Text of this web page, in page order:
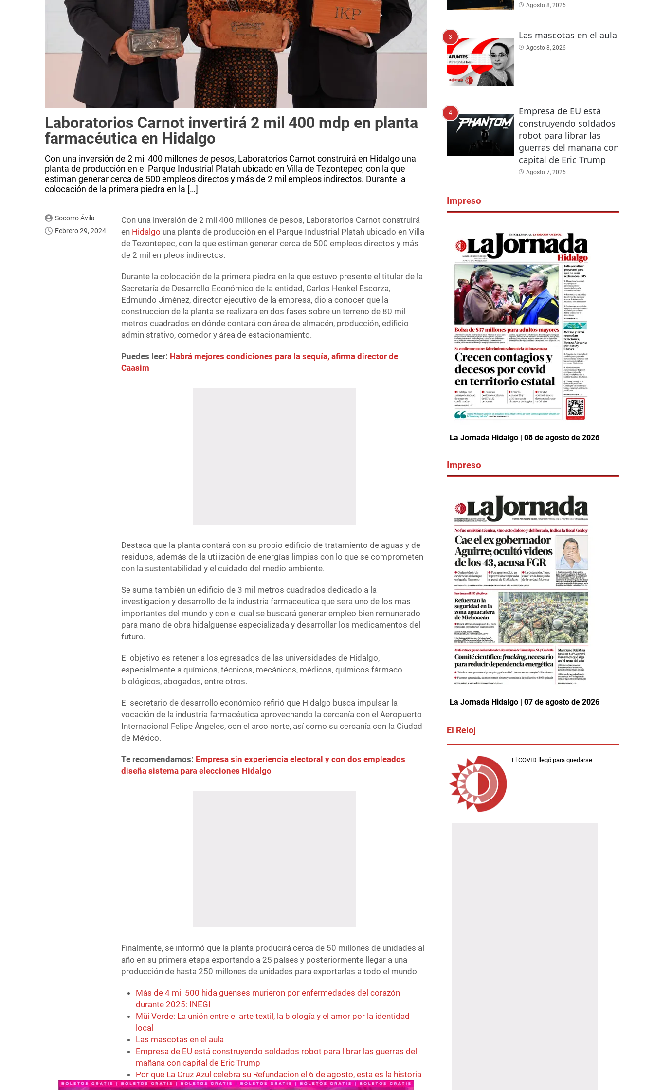
Laboratorios Carnot invertirá 2 mil 400 mdp en planta
farmacéutica en Hidalgo
Con una inversión de 2 mil 400 millones de pesos, Laboratorios Carnot construirá en Hidalgo una
planta de producción en el Parque Industrial Platah ubicado en Villa de Tezontepec, con la que
estiman generar cerca de 500 empleos directos y más de 2 mil empleos indirectos. Durante la
colocación de la primera piedra en la […]
Socorro Ávila
Febrero 29, 2024
Con una inversión de 2 mil 400 millones de pesos, Laboratorios Carnot construirá
en Hidalgo una planta de producción en el Parque Industrial Platah ubicado en Villa
de Tezontepec, con la que estiman generar cerca de 500 empleos directos y más
de 2 mil empleos indirectos.
Durante la colocación de la primera piedra en la que estuvo presente el titular de la
Secretaría de Desarrollo Económico de la entidad, Carlos Henkel Escorza,
Edmundo Jiménez, director ejecutivo de la empresa, dio a conocer que la
construcción de la planta se realizará en dos fases sobre un terreno de 80 mil
metros cuadrados en dónde contará con área de almacén, producción, edificio
administrativo, comedor y área de estacionamiento.
Puedes leer: Habrá mejores condiciones para la sequía, afirma director de
Caasim
Destaca que la planta contará con su propio edificio de tratamiento de aguas y de
residuos, además de la utilización de energías limpias con lo que se comprometen
con la sustentabilidad y el cuidado del medio ambiente.
Se suma también un edificio de 3 mil metros cuadrados dedicado a la
investigación y desarrollo de la industria farmacéutica que será uno de los más
importantes del mundo y con el cual se buscará generar empleo bien remunerado
para mano de obra hidalguense especializada y desarrollar los medicamentos del
futuro.
El objetivo es retener a los egresados de las universidades de Hidalgo,
especialmente a químicos, técnicos, mecánicos, médicos, químicos fármaco
biológicos, abogados, entre otros.
El secretario de desarrollo económico refirió que Hidalgo busca impulsar la
vocación de la industria farmacéutica aprovechando la cercanía con el Aeropuerto
Internacional Felipe Ángeles, con el arco norte, así como su cercanía con la Ciudad
de México.
Te recomendamos: Empresa sin experiencia electoral y con dos empleados
diseña sistema para elecciones Hidalgo
Finalmente, se informó que la planta producirá cerca de 50 millones de unidades al
año en su primera etapa exportando a 25 países y posteriormente llegar a una
producción de hasta 250 millones de unidades para exportarlas a todo el mundo.
Más de 4 mil 500 hidalguenses murieron por enfermedades del corazón
durante 2025: INEGI
Müi Verde: La unión entre el arte textil, la biología y el amor por la identidad
local
Las mascotas en el aula
Empresa de EU está construyendo soldados robot para librar las guerras del
mañana con capital de Eric Trump
Por qué La Cruz Azul celebra su Refundación el 6 de agosto, esta es la historia
Agosto 8, 2026
3 Las mascotas en el aula
Agosto 8, 2026
4
Empresa de EU está
construyendo soldados
robot para librar las
guerras del mañana con
capital de Eric Trump
Agosto 7, 2026
Impreso
La Jornada Hidalgo | 08 de agosto de 2026
Impreso
La Jornada Hidalgo | 07 de agosto de 2026
El Reloj
El COVID llegó para quedarse